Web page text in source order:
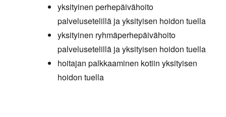
yksityinen perhepäivähoito
palvelusetelillä ja yksityisen hoidon tuella
yksityinen ryhmäperhepäivähoito
palvelusetelillä ja yksityisen hoidon tuella
hoitajan palkkaaminen kotiin yksityisen
hoidon tuella